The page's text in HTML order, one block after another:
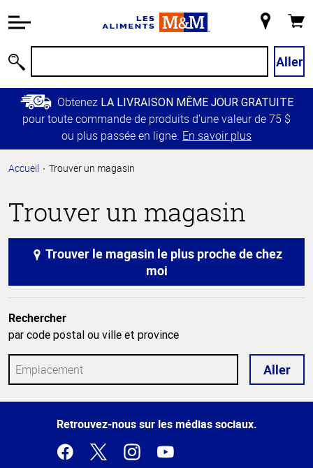
relative à
Passer
contenu
principal
Retour à
principale
magasin
Aller
Obtenez LA LIVRAISON MÊME JOUR GRATUITE
pour toute commande de produits d’une valeur de 75 $
ou plus passée en ligne. En savoir plus
Accueil Trouver un magasin
Trouver un magasin
moi
Rechercher
par code postal ou ville et province
Aller
Retrouvez-nous sur les médias sociaux.